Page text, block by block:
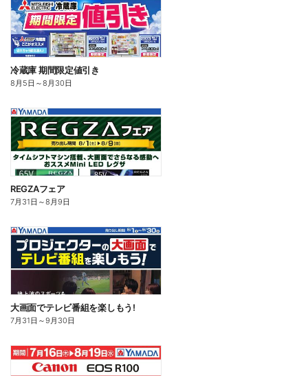
冷蔵庫 期間限定値引き
8月5日 ～8月30日
REGZAフェア
7月31日 ～8月9日
大画面でテレビ番組を楽しもう!
7月31日 ～9月30日